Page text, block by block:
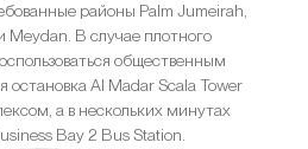
районы Palm Jumeirah,
Meydan. В случае плотного
общественным
остановка Al Madar Scala Tower
а в нескольких минутах
Bay 2 Bus Station.